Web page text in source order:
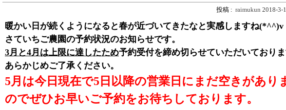
投稿 : raimukun 2018-3-
暖かい日が続くようになると春が近づいてきたなと実感しますね(*^^)v
さていちご農園の予約状況のお知らせです。
3月と4月は上限に達したため予約受付を締め切らせていただいておりま
あらかじめご了承ください。
5月は今日現在で5日以降の営業日にまだ空きがあり
のでぜひお早いご予約をお待ちしております。